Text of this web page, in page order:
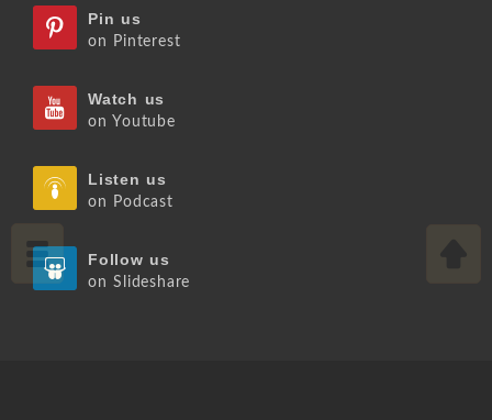
Pin us
on Pinterest
Watch us
on Youtube
Listen us
on Podcast
Follow us
on Slideshare